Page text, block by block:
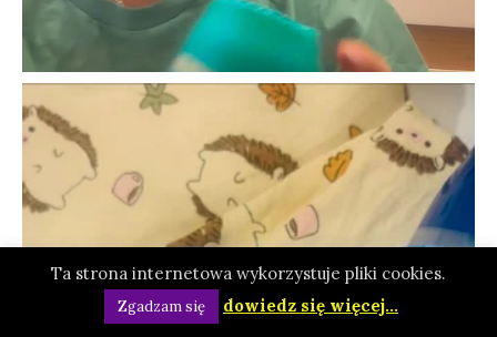
Ta strona internetowa wykorzystuje pliki cookies.
Zgadzam się dowiedz się więcej...